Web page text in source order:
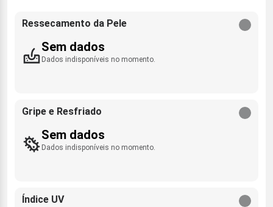
Ressecamento da Pele
Sem dados
Dados indisponíveis no momento.
Gripe e Resfriado
Sem dados
Dados indisponíveis no momento.
Índice UV